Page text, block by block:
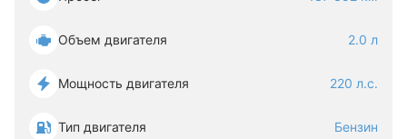
Объем двигателя 2.0 л
Мощность двигателя 220 л.с.
Тип двигателя Бензин